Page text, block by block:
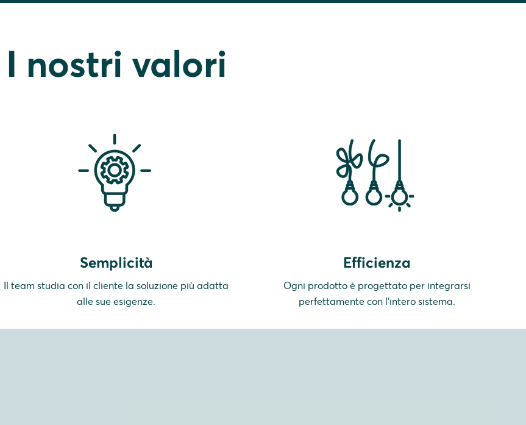
I nostri valori
Semplicità
Il team studia con il cliente la soluzione più adatta
alle sue esigenze.
Efficienza
Ogni prodotto è progettato per integrarsi
perfettamente con l'intero sistema.